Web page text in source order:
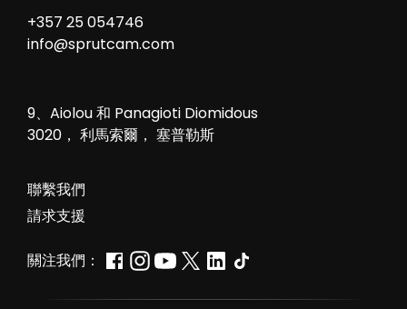
+357 25 054746
info@sprutcam.com
9、Aiolou 和 Panagioti Diomidous
3020， 利馬索爾， 塞普勒斯
聯繫我們
請求支援
關注我們：